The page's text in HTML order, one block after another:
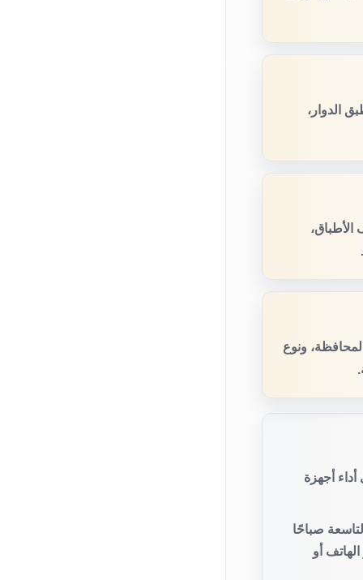
الدوار،
ونوع
أجهزة
صباحًا
أو